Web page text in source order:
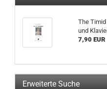
The
und
7,90 EUR
Erweiterte Suche